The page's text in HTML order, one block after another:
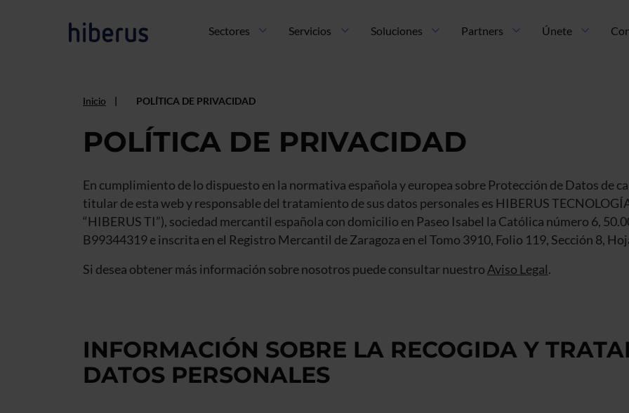
Sectores
Servicios Soluciones Partners Únete
Inicio POLÍTICA DE PRIVACIDAD
POLÍTICA DE PRIVACIDAD
En cumplimiento de lo dispuesto en la normativa española y europea sobre Protección de Datos de
titular de esta web y responsable del tratamiento de sus datos personales es HIBERUS
“HIBERUS TI”), sociedad mercantil española con domicilio en Paseo Isabel la Católica número 6,
B99344319 e inscrita en el Registro Mercantil de Zaragoza en el Tomo 3910, Folio 119, Sección 8,
Si desea obtener más información sobre nosotros puede consultar nuestro Aviso Legal.
INFORMACIÓN SOBRE LA RECOGIDA Y
DATOS PERSONALES